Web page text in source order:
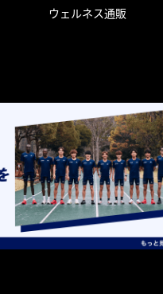
ウェルネス通販